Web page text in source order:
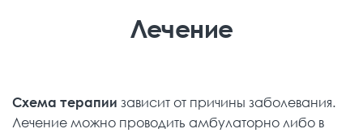
Лечение
Схема терапии зависит от причины заболевания.
Лечение можно проводить амбулаторно либо в